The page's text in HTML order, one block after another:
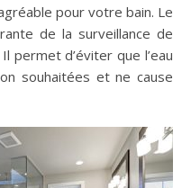
pour votre bain. Le
de la surveillance de
permet d’éviter que l’eau
souhaitées et ne cause